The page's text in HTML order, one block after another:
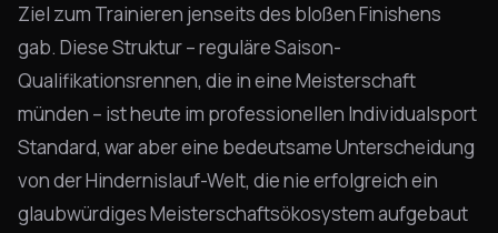
Ziel zum Trainieren jenseits des bloßen Finishens
gab. Diese Struktur – reguläre Saison-
Qualifikationsrennen, die in eine Meisterschaft
münden – ist heute im professionellen Individualsport
Standard, war aber eine bedeutsame Unterscheidung
von der Hindernislauf-Welt, die nie erfolgreich ein
glaubwürdiges Meisterschaftsökosystem aufgebaut